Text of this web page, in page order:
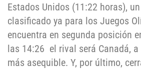
Estados Unidos (11:22 horas),
clasificado ya para los Juegos
encuentra en segunda posición
las 14:26 el rival será Canadá,
más asequible. Y, por último,